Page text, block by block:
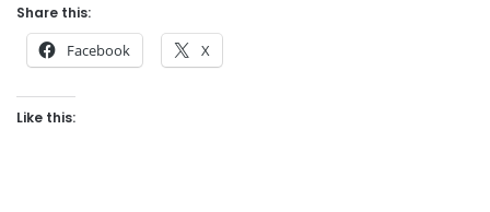
Share this:
Facebook X
Like this: